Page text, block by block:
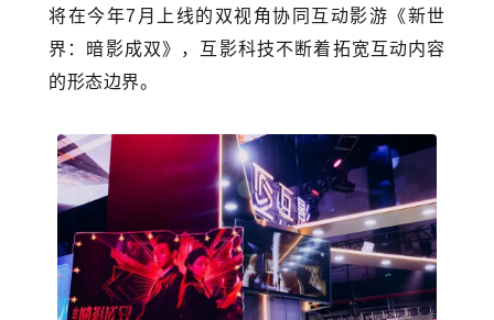
将在今年7月上线的双视角协同互动影游《新世
界：暗影成双》，互影科技不断着拓宽互动内容
的形态边界。